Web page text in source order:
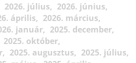
2026. július
2026. június
április
2026. március
január
2025. december
2025. október
2025. augusztus
2025. július